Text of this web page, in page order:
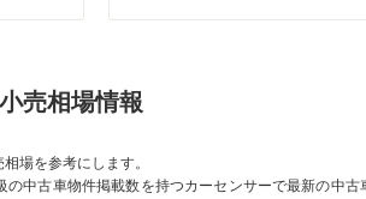
売相場情報
場を参考にします。
中古車物件掲載数を持つカーセンサーで最新の中古